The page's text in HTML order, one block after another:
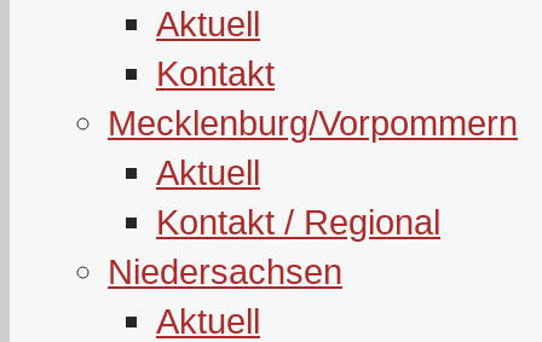
Aktuell
Kontakt
Mecklenburg/Vorpommern
Aktuell
Kontakt / Regional
Niedersachsen
Aktuell